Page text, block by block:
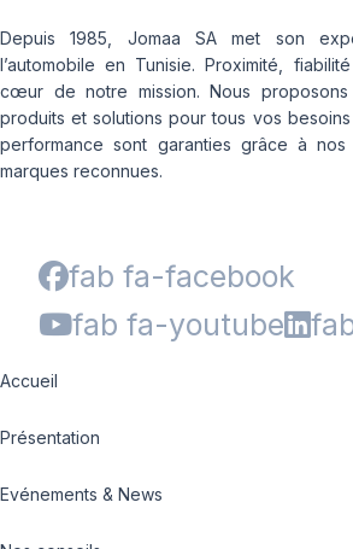
Depuis 1985, Jomaa SA met son
l’automobile en Tunisie. Proximité,
cœur de notre mission. Nous
produits et solutions pour tous vos
performance sont garanties grâce à
marques reconnues.
fab fa-facebook
fab fa-youtube
Accueil
Présentation
Evénements & News